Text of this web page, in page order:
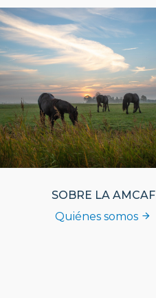
SOBRE LA AMCAF
Quiénes somos